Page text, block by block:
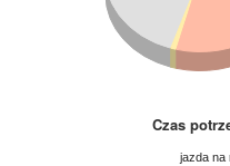
Czas
jazda na